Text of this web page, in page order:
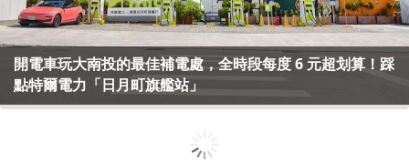
開電車玩大南投的最佳補電處，全時段每度 6 元超划算！踩
點特爾電力「日月町旗艦站」